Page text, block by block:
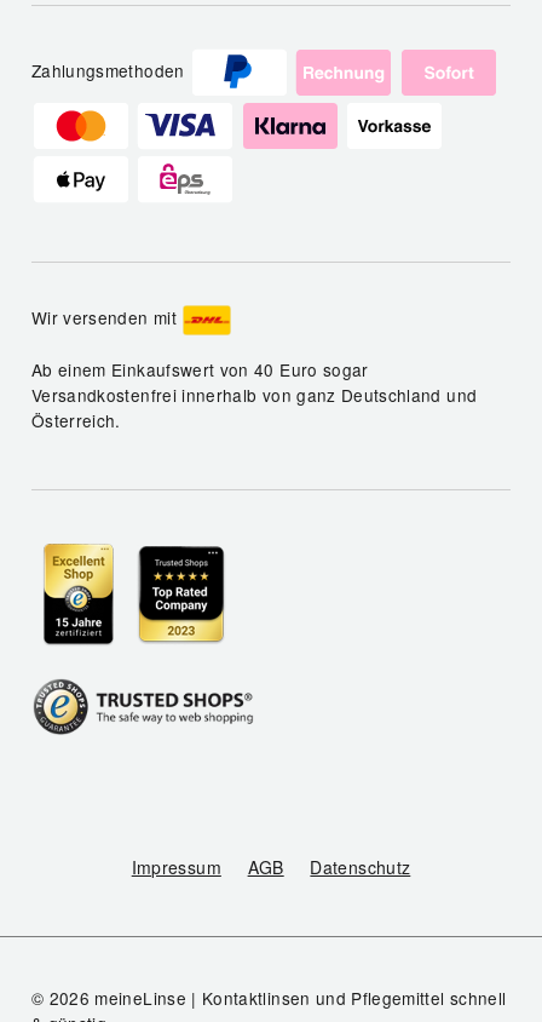
Zahlungsmethoden
Wir versenden mit
Ab einem Einkaufswert von 40 Euro sogar
Versandkostenfrei innerhalb von ganz Deutschland und
Österreich.
Impressum AGB Datenschutz
© 2026 meineLinse | Kontaktlinsen und Pflegemittel schnell